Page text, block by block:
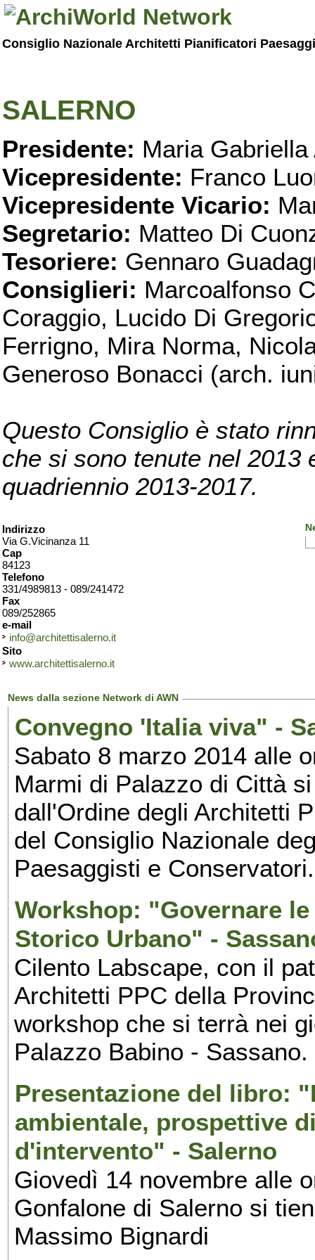
Consiglio Nazionale Architetti Pianificatori
SALERNO
Presidente: Maria Gabriella
Vicepresidente: Franco
Vicepresidente Vicario:
Segretario: Matteo Di
Tesoriere: Gennaro
Consiglieri: Marcoalfonso
Coraggio, Lucido Di
Ferrigno, Mira Norma,
Generoso Bonacci (arch.
Questo Consiglio è stato
che si sono tenute nel 2013
quadriennio 2013-2017.
Indirizzo
Via G.Vicinanza 11
Cap
84123
Telefono
331/4989813 - 089/241472
Fax
089/252865
e-mail
info@architettisalerno.it
Sito
www.architettisalerno.it
News dalla sezione Network di AWN
Convegno 'Italia viva" -
Sabato 8 marzo 2014 alle
Marmi di Palazzo di Città
dall'Ordine degli Architetti
del Consiglio Nazionale
Paesaggisti e Conservatori.
Workshop: "Governare
Storico Urbano" -
Cilento Labscape, con il
Architetti PPC della
workshop che si terrà nei
Palazzo Babino - Sassano.
Presentazione del libro:
ambientale, prospettive
d'intervento" - Salerno
Giovedì 14 novembre alle
Gonfalone di Salerno si
Massimo Bignardi